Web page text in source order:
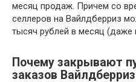
месяц продаж. Причем со
селлеров на Вайлдберриз
тысяч рублей в месяц (даже
Почему закрывают
заказов